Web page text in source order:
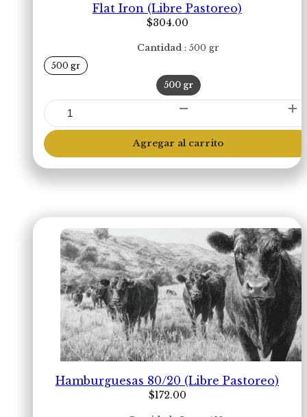
Flat Iron (Libre Pastoreo)
$304.00
Cantidad 500 gr
500 gr
500 gr
Flat
Iron
(Libre
Pastoreo)
cantidad
Agregar al carrito
Hamburguesas 80/20 (Libre Pastoreo)
$172.00